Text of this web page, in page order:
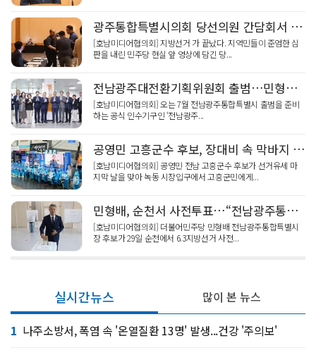
광주통합특별시의회 당선의원 간담회서 언론인 욕설·삿대질 논란 ... 광주시당 사과 재발방지 약속
[호남미디어협의회] 지방선거 가 끝났다. 지역민들이 준엄한 심
판을 내린 민주당 현실 앞 영상에 담긴 당...
전남광주대전환기획위원회 출범…민형배 당선인 “압도적 성장으로 시민 삶 바꾼다”
[호남미디어협의회] 오는 7월 전남광주통합특별시 출범을 준비
하는 공식 인수기구인 ‘전남광주...
공영민 고흥군수 후보, 장대비 속 막바지 유세 최고 투표율 보여달라
[호남미디어협의회] 공영민 전남 고흥군수 후보가 선거유세 마
지막 날을 맞아 녹동 시장입구에서 고흥군민에게...
민형배, 순천서 사전투표…“전남광주통합특별시 성공 위해 한표 소증”
[호남미디어협의회] 더불어민주당 민형배 전남광주통합특별시
장 후보가 29일 순천에서 6.3지방선거 사전...
실시간뉴스
1 나주소방서, 폭염 속 '온열질환 13명' 발생...건강 '주의보'
많이 본 뉴스